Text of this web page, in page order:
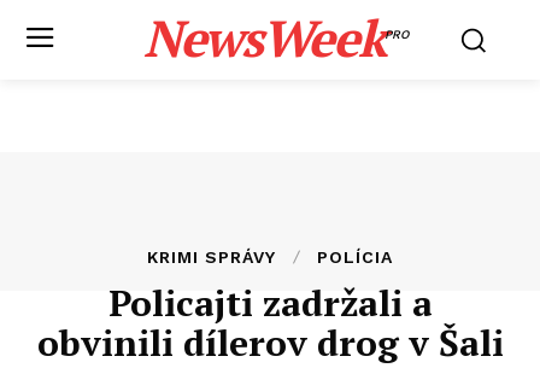
NewsWeekPRO
KRIMI SPRÁVY POLÍCIA
Policajti zadržali a
obvinili dílerov drog v Šali